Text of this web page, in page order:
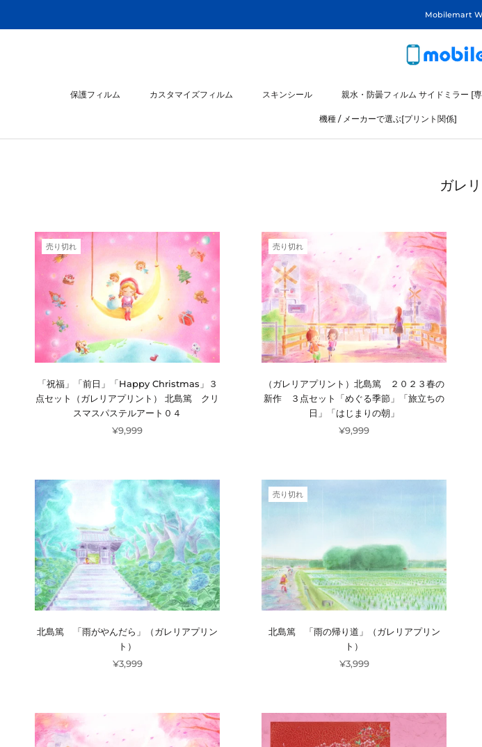
テ
Mobilemart
保護フィルム カスタマイズフィルム スキンシール 親水・防曇フィルム サイドミラー [
機種 / メーカーで選ぶ[プリント関係]
ガレ
売り切れ
「祝福」「前日」「Happy Christmas」３
点セット（ガレリアプリント） 北島篤 クリ
スマスパステルアート０４
¥9,999
売り切れ
（ガレリアプリント）北島篤 ２０２３春の
新作 ３点セット「めぐる季節」「旅立ちの
日」「はじまりの朝」
¥9,999
北島篤 「雨がやんだら」（ガレリアプリン
ト）
¥3,999
売り切れ
北島篤 「雨の帰り道」（ガレリアプリン
ト）
¥3,999